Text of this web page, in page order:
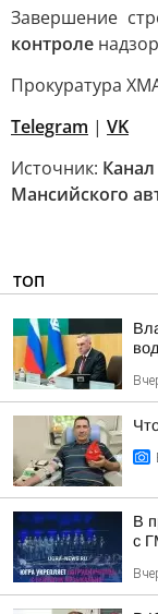
Завершение
контроле
Прокуратура
Telegram | VK
Источник:
Мансийского
ТОП
В
с